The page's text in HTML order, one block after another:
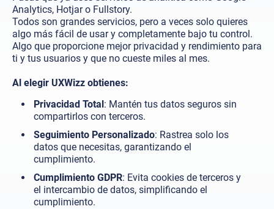
Analytics, Hotjar o Fullstory.
Todos son grandes servicios, pero a veces solo quieres
algo más fácil de usar y completamente bajo tu control.
Algo que proporcione mejor privacidad y rendimiento para
ti y tus usuarios y que no cueste miles al mes.
Al elegir UXWizz obtienes:
Privacidad Total: Mantén tus datos seguros sin
compartirlos con terceros.
Seguimiento Personalizado: Rastrea solo los
datos que necesitas, garantizando el
cumplimiento.
Cumplimiento GDPR: Evita cookies de terceros y
el intercambio de datos, simplificando el
cumplimiento.